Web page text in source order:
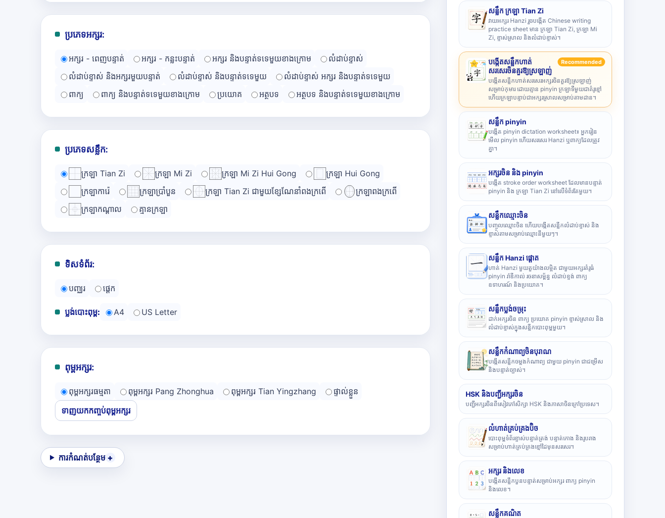
ប្រភេទអក្សរ:
អក្សរ - ពេញបន្ទាត់ អក្សរ - កន្លះបន្ទាត់ អក្សរ និងបន្ទាត់ទទេមួយខាងក្រោម
លំដាប់ខ្ទាស់
លំដាប់ខ្ទាស់ និងអក្សរមួយបន្ទាត់
លំដាប់ខ្ទាស់ និងបន្ទាត់ទទេមួយ
លំដាប់ខ្ទាស់ អក្សរ និងបន្ទាត់ទទេមួយ
ពាក្យ
ពាក្យ និងបន្ទាត់ទទេមួយខាងក្រោម ប្រយោគ អត្ថបទ អត្ថបទ និងបន្ទាត់ទទេមួយខាងក្រោម
ប្រភេទសន្លឹក:
ក្រឡា Tian Zi ក្រឡា Mi Zi ក្រឡា Mi Zi Hui Gong
ក្រឡា Hui Gong
ក្រឡាការ៉េ
ក្រឡាប្រាំបួន ក្រឡា Tian Zi ជាមួយខ្សែណែនាំពងក្រពើ
ក្រឡាពងក្រពើ
ក្រឡាកណ្ដាល
គ្មានក្រឡា
ទិសទំព័រ:
បញ្ឈរ ផ្ដេក
ប្លង់បោះពុម្ព: A4 US Letter
ពុម្ពអក្សរ:
ពុម្ពអក្សរធម្មតា ពុម្ពអក្សរ Pang Zhonghua ពុម្ពអក្សរ Tian Yingzhang
ផ្ទាល់ខ្លួន
ទាញយកកញ្ចប់ពុម្ពអក្សរ
ការកំណត់បន្ថែម
សន្លឹក ក្រឡា Tian Zi
វាយអក្សរ Hanzi រួចបង្កើត Chinese writing
practice sheet មាន ក្រឡា Tian Zi, ក្រឡា Mi
Zi, ខ្ទាស់ស្រាល និងលំដាប់ខ្ទាស់។
បង្កើតសន្លឹកហាត់
សរសេរចិនគួរឱ្យស្រឡាញ់
Recommended
បង្កើតសន្លឹកហាត់សរសេរអក្សរចិនគួរឱ្យស្រឡាញ់
សម្រាប់កុមារ ដោយគ្មាន pinyin ក្រឡាទីមួយជាគំរូខ្មៅ
ហើយក្រឡាបន្ទាប់ជាអក្សរស្រាលសម្រាប់តាមដាន។
សន្លឹក pinyin
បង្កើត pinyin dictation worksheet៖ អ្នករៀន
មើល pinyin ហើយសរសេរ Hanzi ឬពាក្យដែលត្រូវ
គ្នា។
អក្សរចិន និង pinyin
បង្កើត stroke order worksheet ដែលមានបន្ទាត់
pinyin និង ក្រឡា Tian Zi នៅលើទំព័រតែមួយ។
សន្លឹកឈ្មោះចិន
បញ្ចូលឈ្មោះចិន ហើយបង្កើតសន្លឹកលំដាប់ខ្ទាស់ និង
ខ្ទាស់តាមសម្រាប់ឈ្មោះនីមួយៗ។
សន្លឹក Hanzi ផ្តោត
ហាត់ Hanzi មួយតួយ៉ាងលម្អិត ជាមួយអក្សរគំរូធំ
pinyin រ៉ាឌីកាល់ រចនាសម្ព័ន្ធ លំដាប់ខ្ទង់ ពាក្យ
ឧទាហរណ៍ និងប្រយោគ។
សន្លឹកប្លង់ចម្រុះ
ដាក់អក្សរចិន ពាក្យ ប្រយោគ pinyin ខ្ទាស់ស្រាល និង
លំដាប់ខ្ទាស់ក្នុងសន្លឹកបោះពុម្ពមួយ។
សន្លឹកកំណាព្យចិនបុរាណ
បង្កើតសន្លឹកចម្លងកំណាព្យ ជាមួយ pinyin ជាជម្រើស
និងបន្ទាត់ច្បាស់។
HSK និងបញ្ជីអក្សរចិន
បញ្ជីអក្សរចិនពីសៀវភៅសិក្សា HSK និងភាសាចិនក្រៅប្រទេស។
លំហាត់គ្រប់គ្រងប៊ិច
បោះពុម្ពទំព័រខ្ទាស់បន្ទាត់ត្រង់ បន្ទាត់កោង និងរូបរាង
សម្រាប់ហាត់គ្រប់គ្រងខ្មៅដៃមុនសរសេរ។
អក្សរ និងលេខ
បង្កើតសន្លឹកបួនបន្ទាត់សម្រាប់អក្សរ ពាក្យ pinyin
និងលេខ។
សន្លឹកគណិត